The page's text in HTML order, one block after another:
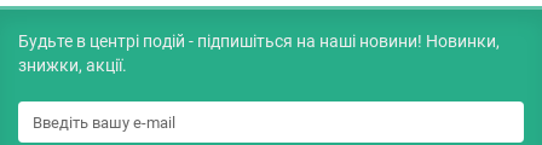
Будьте в центрі подій - підпишіться на наші новини! Новинки,
знижки, акції.